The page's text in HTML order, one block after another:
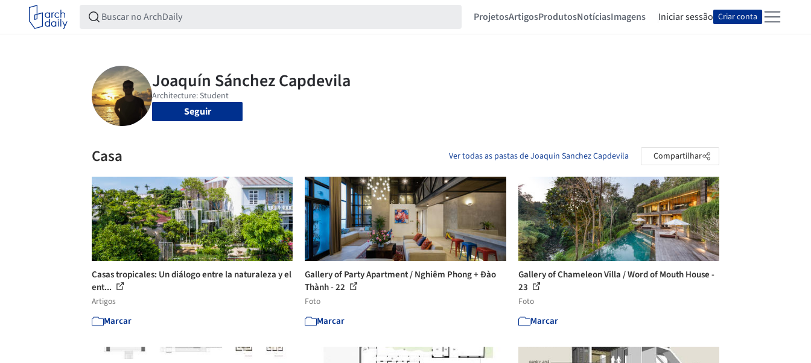
ProjetosArtigosProdutosNotíciasImagens Iniciar sessão Criar conta
Seguir
Casa Ver todas as pastas de Joaquin Sanchez Capdevila Compartilhar
Casas tropicales: Un diálogo entre la naturaleza y el
ent...
Artigos
Marcar
Gallery of Party Apartment / Nghiêm Phong + Đào
Thành - 22
Foto
Marcar
Gallery of Chameleon Villa / Word of Mouth House -
23
Foto
Marcar